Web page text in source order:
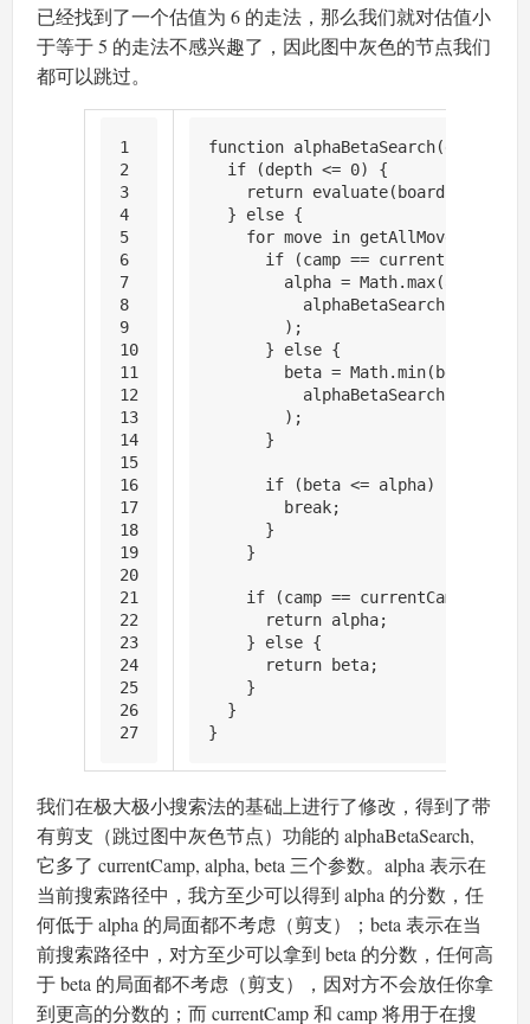
已经找到了一个估值为 6 的走法，那么我们就对估值小
于等于 5 的走法不感兴趣了，因此图中灰色的节点我们
都可以跳过。
1
2
3
4
5
6
7
8
9
10
11
12
13
14
15
16
17
18
19
20
21
22
23
24
25
26
27
function alphaBetaSearch(
if (depth <= 0) {
return evaluate(board, camp);
  }
else {
for move in getAllMoves
if (camp == currentCamp) {
        alpha =
Math.max(alpha,
alphaBetaSearch
        );
      }
else {
        beta =
Math.min(beta,
alphaBetaSearch
        );
      }
if (beta <= alpha) {
break;
      }
    }
if (camp == currentCamp) {
return alpha;
    }
else {
return beta;
    }
  }
}
我们在极大极小搜索法的基础上进行了修改，得到了带
有剪支（跳过图中灰色节点）功能的 alphaBetaSearch,
它多了 currentCamp, alpha, beta 三个参数。alpha 表示在
当前搜索路径中，我方至少可以得到 alpha 的分数，任
何低于 alpha 的局面都不考虑（剪支）；beta 表示在当
前搜索路径中，对方至少可以拿到 beta 的分数，任何高
于 beta 的局面都不考虑（剪支），因对方不会放任你拿
到更高的分数的；而 currentCamp 和 camp 将用于在搜